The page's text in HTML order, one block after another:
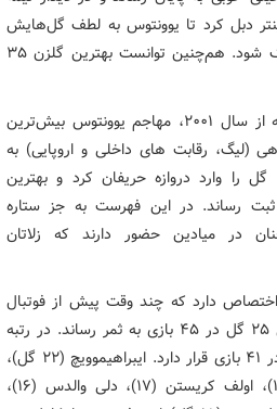
دبل کرد تا یوونتوس به لطف گل‌هایش
یک گام به صعود به فینال نزدیک شود. هم‌چنین توانست بهترین گلزن ۳۵
در میان بهترین گلزنان ۳۵ ساله از سال ۲۰۰۱، مهاجم یوونتوس بیش‌ترین
(لیگ، رقابت های داخلی و اروپایی) به
ثمر رساند. او در ۴۲ بازی ۳۷ گل را وارد دروازه حریفان کرد و بهترین
هم به ثبت رساند. در این فهرست به جز ستاره
در میادین حضور دارند که زلاتان
دارد که چند وقت پیش از فوتبال
خداحافظی کرد. او در ۳۵ سالگی ۲۵ گل در ۴۵ بازی به ثمر رساند. در رتبه
دوم آنتونیو دی ناتاله با ۲۴ گل در ۴۱ بازی قرار دارد. ایبراهیموویچ (۲۲ گل)،
مارتین مکس (۲۰)، کوالیارلا (۱۹)، اولف کریستن (۱۷)، دلی والدس (۱۶)،